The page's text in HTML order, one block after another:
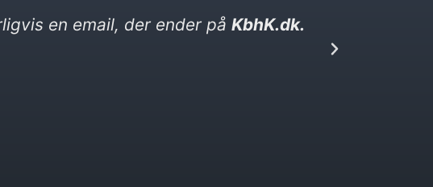
vittighed. Den ender på kebabser. dk​